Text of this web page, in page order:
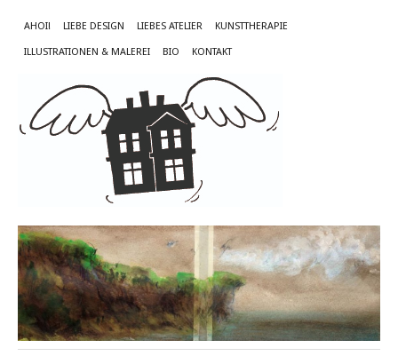
AHOI! LIEBE DESIGN LIEBES ATELIER KUNSTTHERAPIE
ILLUSTRATIONEN & MALEREI BIO KONTAKT